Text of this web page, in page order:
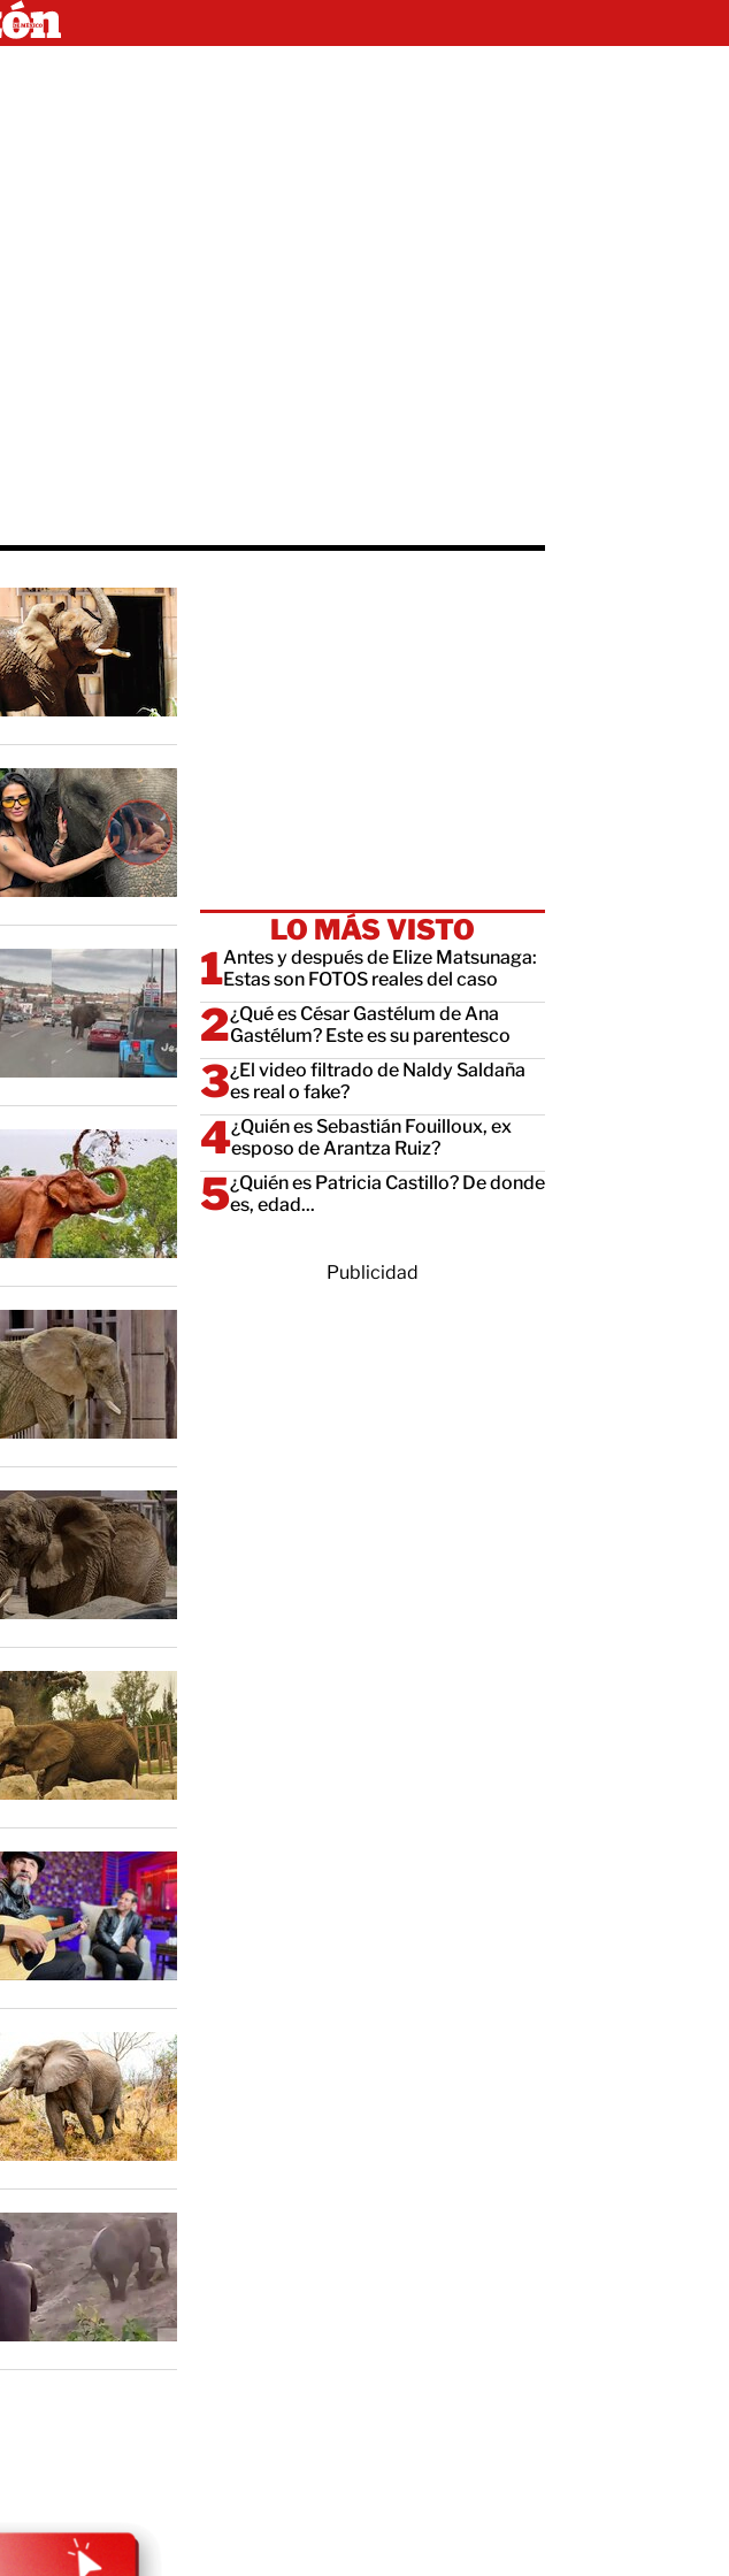
LO MÁS VISTO
Antes y después de Elize Matsunaga:
Estas son FOTOS reales del caso
¿Qué es César Gastélum de Ana
Gastélum? Este es su parentesco
¿El video filtrado de Naldy Saldaña
es real o fake?
¿Quién es Sebastián Fouilloux, ex
esposo de Arantza Ruiz?
¿Quién es Patricia Castillo? De donde
es, edad...
Publicidad